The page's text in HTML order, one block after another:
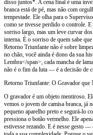
disso juntos*. A cena final é uma
branca está de pé, mas não com
tempestade. Ele olha para o
como se tivesse perdido o controle.
sorriso largo, mas um leve curvar
interna. É o sorriso de quem sabe
Retorno Triunfante não é sobre
no chão, você ainda é dono da sua
Lembra</span>, cada mancha de
não é o fim da luta — é a decisão de
Retorno Triunfante: O Gravador que
O gravador é um objeto mentiroso.
vemos o jovem de camisa branca, já
pequeno aparelho preto e segurá-lo
pressiona o botão vermelho. Ele
estivesse rezando. E é nesse gesto